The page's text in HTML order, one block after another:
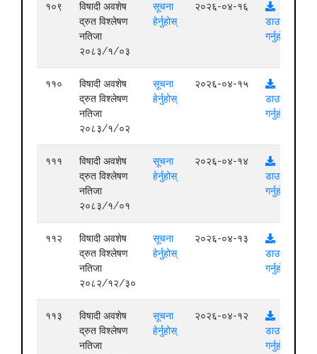
१०९
विषादी अवशेष
द्रुत विश्लेषण
नतिजा
२०८३/१/०३
सूचना
हेर्नुहोस्
२०२६-०४-१६
डाउनलोड
गर्नुहोस्
११०
विषादी अवशेष
द्रुत विश्लेषण
नतिजा
२०८३/१/०२
सूचना
हेर्नुहोस्
२०२६-०४-१५
डाउनलोड
गर्नुहोस्
१११
विषादी अवशेष
द्रुत विश्लेषण
नतिजा
२०८३/१/०१
सूचना
हेर्नुहोस्
२०२६-०४-१४
डाउनलोड
गर्नुहोस्
११२
विषादी अवशेष
द्रुत विश्लेषण
नतिजा
२०८२/१२/३०
सूचना
हेर्नुहोस्
२०२६-०४-१३
डाउनलोड
गर्नुहोस्
११३
विषादी अवशेष
द्रुत विश्लेषण
नतिजा
सूचना
हेर्नुहोस्
२०२६-०४-१२
डाउनलोड
गर्नुहोस्